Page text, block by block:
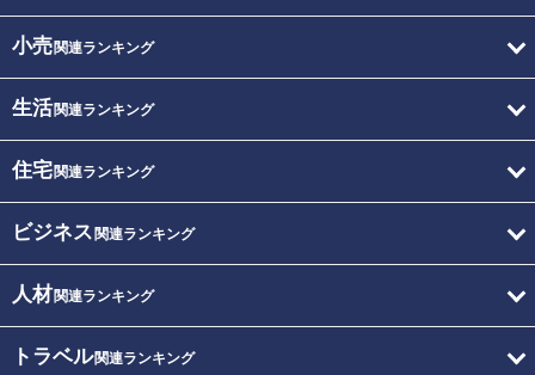
小売関連ランキング
生活関連ランキング
住宅関連ランキング
ビジネス 関連ランキング
人材関連ランキング
トラベル関連ランキング